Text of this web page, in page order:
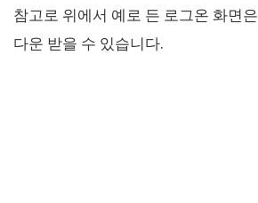
참고로 위에서 예로 든 로그온 화면은
다운 받을 수 있습니다.